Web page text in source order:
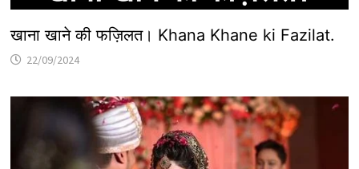
खाना खाने की फज़िलत। Khana Khane ki Fazilat.
22/09/2024